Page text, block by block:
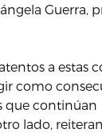
Guerra,
a estas
como
que continúan
lado,